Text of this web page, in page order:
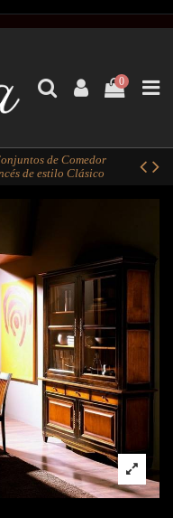
0
de Comedor
de estilo Clásico